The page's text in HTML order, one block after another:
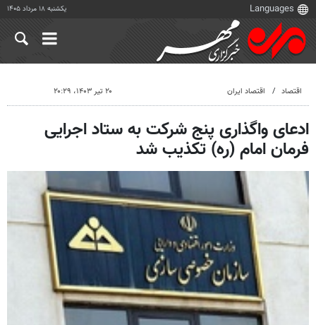
یکشنبه ۱۸ مرداد ۱۴۰۵
اقتصاد اقتصاد ایران ۲۰ تیر ۱۴۰۳، ۲۰:۲۹
ادعای واگذاری پنج شرکت به ستاد اجرایی
فرمان امام (ره) تکذیب شد